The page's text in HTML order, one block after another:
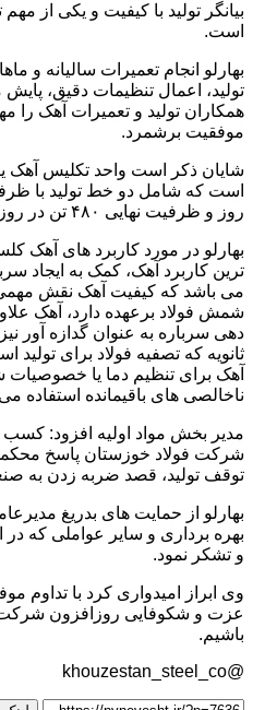
بیانگر تولید با کیفیت و یکی از
است.
بهارلو انجام تعمیرات سالیانه و
تولید، اعمال تنظیمات دقیق،
همکاران تولید و تعمیرات آهک
موفقیت برشمرد.
شایان ذکر است واحد تکلیس آهک
روز و ظرفیت نهایی ۴۸۰ تن در روز می باشد.
بهارلو در مورد کاربرد های آهک
ترین کاربرد آهک، کمک به ایجاد
می باشد که کیفیت آهک نقش
شمش فولاد برعهده دارد، آهک
دهی سرباره به عنوان گدازه آور
ثانویه که تصفیه فولاد برای تولید
آهک برای تنظیم دما یا خصوصیات
ناخالصی های باقیمانده استفاده
مدیر بخش مواد اولیه افزود: کسب
شرکت فولاد خوزستان پاسخ
توقف تولید، قصد ضربه زدن به
بهارلو از حمایت های بدریغ
بهره برداری و سایر عواملی که در
و تشکر نمود.
وی ابراز امیدواری کرد با تداوم
عزت و شکوفایی روز‌افزون شرکت
باشیم.
@khouzestan_steel_co